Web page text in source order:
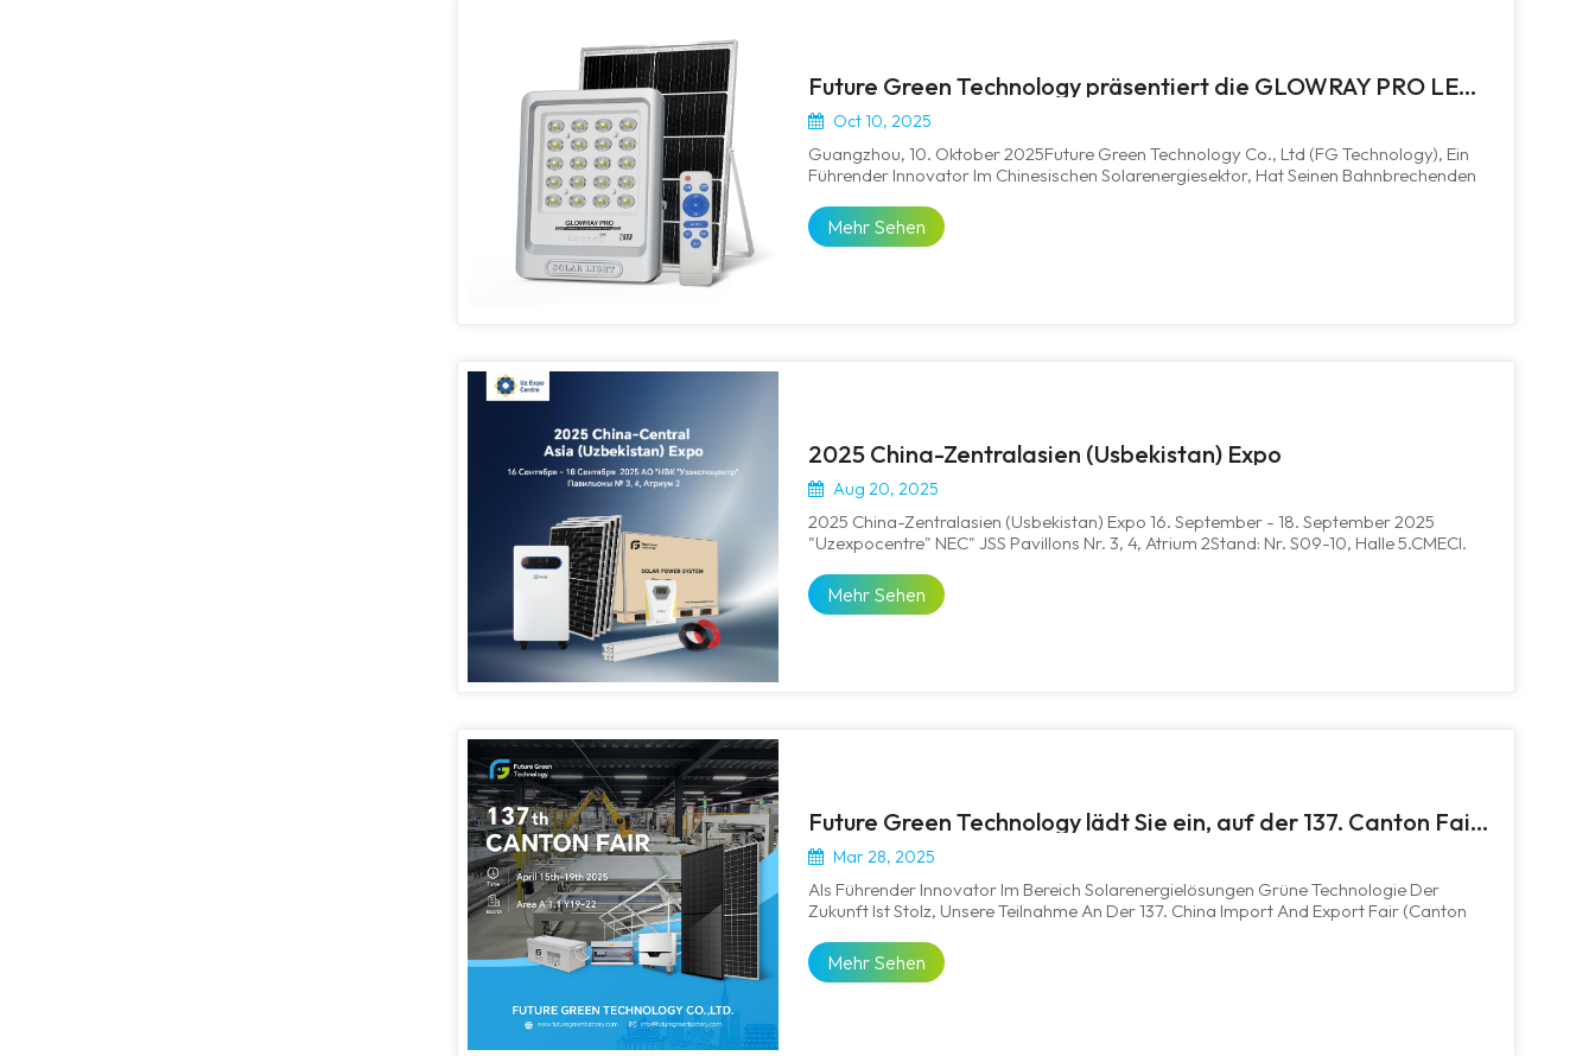
Future Green Technology präsentiert die GLOWRAY PRO LED-Flutlichtserie: Ein neues Erlebnis für die Außenbeleuchtung
Oct 10, 2025
Guangzhou, 10. Oktober 2025Future Green Technology Co., Ltd (FG Technology), Ein
Führender Innovator Im Chinesischen Solarenergiesektor, Hat Seinen Bahnbrechenden
800 W Erhältlich Ist. Diese Neue Ergänzung Des Beleuch...
Mehr Sehen
2025 China-Zentralasien (Usbekistan) Expo
Aug 20, 2025
2025 China-Zentralasien (Usbekistan) Expo 16. September - 18. September 2025
"Uzexpocentre" NEC" JSS Pavillons Nr. 3, 4, Atrium 2Stand: Nr. S09-10, Halle 5.CMECI.
HandelsmesseAusstellungsdaten: 16.-18. September 2025Ausstellungso...
Mehr Sehen
Future Green Technology lädt Sie ein, auf der 137. Canton Fair hochmoderne Solarlösungen kennenzulernen
Mar 28, 2025
Als Führender Innovator Im Bereich Solarenergielösungen Grüne Technologie Der
Zukunft Ist Stolz, Unsere Teilnahme An Der 137. China Import And Export Fair (Canton
Zu Erfahren, Wie Unsere Fortschrittlichen Solarsysteme...
Mehr Sehen